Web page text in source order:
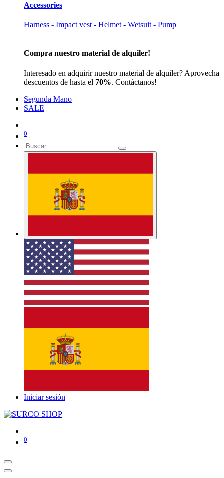
Accessories
Harness - Impact vest - Helmet - Wetsuit - Pump
Compra nuestro material de alquiler!
Interesado en adquirir nuestro material de alquiler? Aprovecha
descuentos de hasta el 70%. Contáctanos!
Segunda Mano
SALE
0
Iniciar sesión
0